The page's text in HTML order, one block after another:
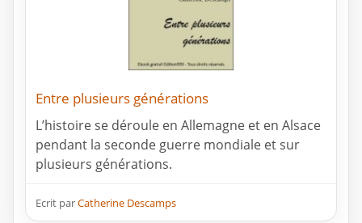
Entre plusieurs générations
L’histoire se déroule en Allemagne et en Alsace
pendant la seconde guerre mondiale et sur
plusieurs générations.
Ecrit parCatherine Descamps